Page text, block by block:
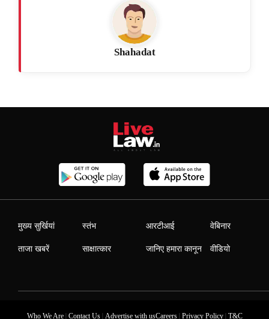
Shahadat
मुख्य सुर्खियां
ताजा खबरें
स्तंभ
साक्षात्कार
आरटीआई
जानिए हमारा कानून
वेबिनार
वीडियो
Who We Are| Contact Us| Advertise with usCareers| Privacy Policy| T&C